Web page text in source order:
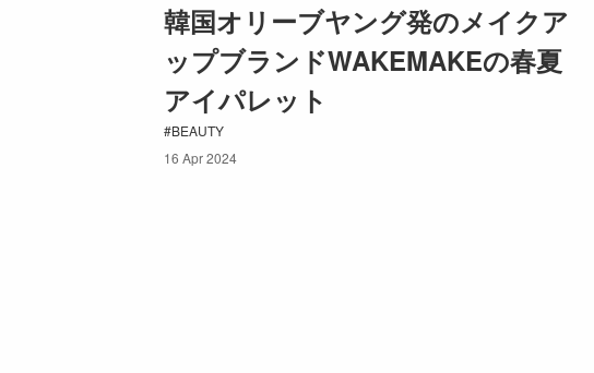
韓国オリーブヤング発のメイクア
ップブランドWAKEMAKEの春夏
アイパレット
BEAUTY
16 Apr 2024